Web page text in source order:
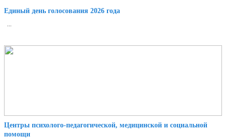
Единый день голосования 2026 года
...
Центры психолого-педагогической, медицинской и социальной
помощи